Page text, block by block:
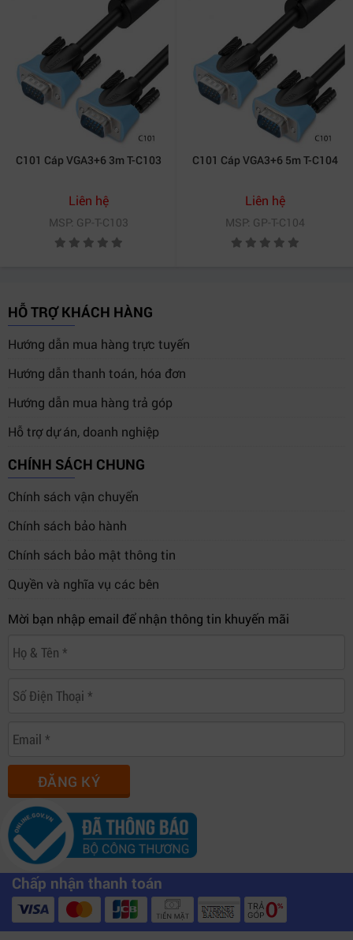
C101 Cáp VGA3+6 3m T-C103
Liên hệ
MSP: GP-T-C103
C101 Cáp VGA3+6 5m T-C104
Liên hệ
MSP: GP-T-C104
HỖ TRỢ KHÁCH HÀNG
Hướng dẫn mua hàng trực tuyến
Hướng dẫn thanh toán, hóa đơn
Hướng dẫn mua hàng trả góp
Hỗ trợ dự án, doanh nghiệp
CHÍNH SÁCH CHUNG
Chính sách vận chuyển
Chính sách bảo hành
Chính sách bảo mật thông tin
Quyền và nghĩa vụ các bên
Mời bạn nhập email để nhận thông tin khuyến mãi
ĐĂNG KÝ
Chấp nhận thanh toán